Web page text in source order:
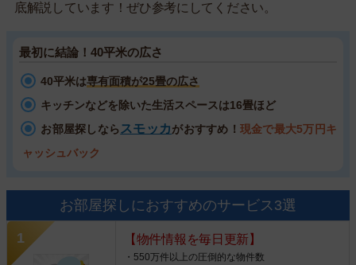
底解説しています！ぜひ参考にしてください。
最初に結論！40平米の広さ
40平米は専有面積が25畳の広さ
キッチンなどを除いた生活スペースは16畳ほど
お部屋探しなら スモッカがおすすめ！ 現金で最大5万円キ
ャッシュバック
お部屋探しにおすすめのサービス3選
【物件情報を毎日更新】
・550万件以上の圧倒的な物件数